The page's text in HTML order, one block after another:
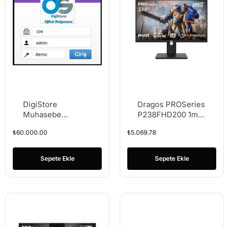
DigiStore
Muhasebe
AYLIK)
₺60.000.00
Sepete Ekle
Dragos PROSeries
P238FHD200 1ms
DP 1920*1080
23.8″ FreeSync G-
Sync IPS Pivot
Gaming Monitör
₺5.069.78
Sepete Ekle